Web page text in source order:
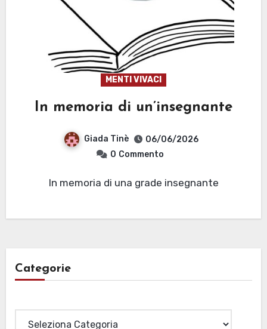
MENTI VIVACI
In memoria di un’insegnante
Giada Tinè
06/06/2026
0 Commento
In memoria di una grade insegnante
Categorie